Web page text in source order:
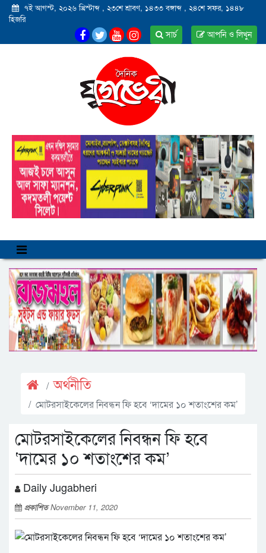
৭ই আগস্ট, ২০২৬ খ্রিস্টাব্দ , ২৩শে শ্রাবণ, ১৪৩৩ বঙ্গাব্দ , ২৪শে সফর, ১৪৪৮
হিজরি
আপনি ও লিখুন
সার্চ
অর্থনীতি
মোটরসাইকেলের নিবন্ধন ফি হবে ‘দামের ১০ শতাংশের কম’
মোটরসাইকেলের নিবন্ধন ফি হবে
‘দামের ১০ শতাংশের কম’
Daily Jugabheri
প্রকাশিতNovember 11, 2020